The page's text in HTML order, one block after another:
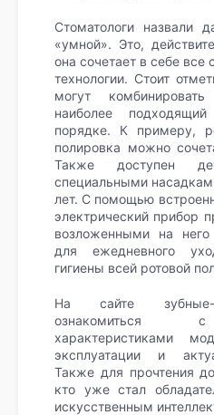
Стоматологи назвали
«умной». Это,
она сочетает в себе
технологии. Стоит
могут
наиболее
порядке. К примеру,
полировка можно
Также доступен
специальными
лет. С помощью
электрический прибор
возложенными на
для ежедневного
гигиены всей ротовой
На сайте зубные-
ознакомиться
характеристиками
эксплуатации и
Также для прочтения
кто уже стал
искусственным